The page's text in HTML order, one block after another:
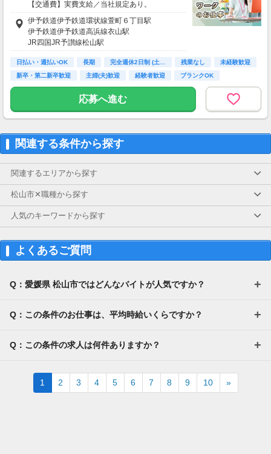
仕事です。
・案件数 ：10～20件
・所要時間：10～20分
・謝礼金 ：500PT（1P＝1円）＋商品提供あ
り
◆ 生活に役立つサービスの調査
保険相談・クレカ発行など、サービス体験後に
アンケートに回答するだけ！
高額謝礼も狙える人気ジャンルです。
・案件数 ：10～20件
・所要時間：1～2時間
★今だけ！お得なキャンペーン実施中★
電話セミナーに参加 & モニター応募完了で、A
mazonギフトカード2,000円分をプレゼント！
【交通費】実費支給／当社規定あり。
伊予鉄道伊予鉄道環状線萱町６丁目駅
伊予鉄道伊予鉄道高浜線衣山駅
JR四国JR予讃線松山駅
日払い・週払いOK 長期 完全週休2日制 (土… 残業なし
未経験歓迎
新卒・第二新卒歓迎
主婦(夫)歓迎 経験者歓迎 ブランクOK
応募へ進む
関連する条件から探す
関連するエリアから探す
松山市✕職種から探す
人気のキーワードから探す
よくあるご質問
Q：愛媛県 松山市ではどんなバイトが人気ですか？
Q：この条件のお仕事は、平均時給いくらですか？
Q：この条件の求人は何件ありますか？
1 2 3 4 5 6 7 8 9 10 »Next